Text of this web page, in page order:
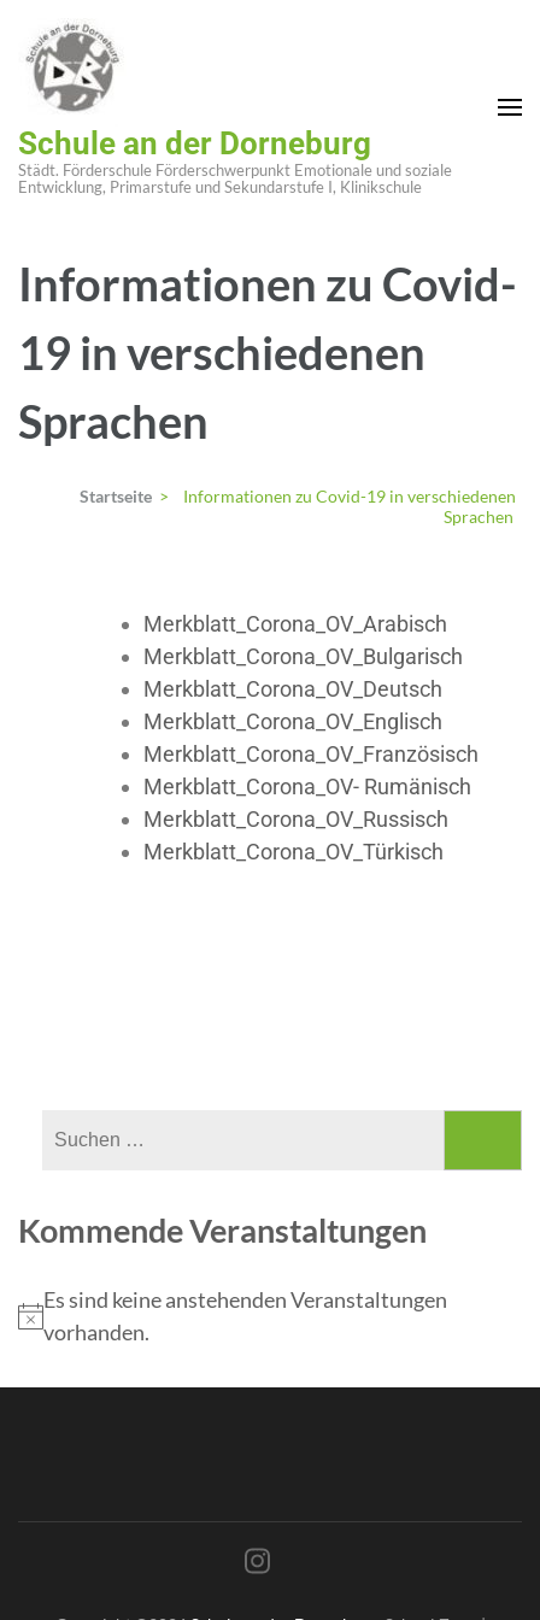
Schule an der Dorneburg
Städt. Förderschule Förderschwerpunkt Emotionale und soziale
Entwicklung, Primarstufe und Sekundarstufe I, Klinikschule
Informationen zu Covid-
19 in verschiedenen
Sprachen
Startseite >
Informationen zu Covid-19 in verschiedenen
Sprachen
Merkblatt_Corona_OV_Arabisch
Merkblatt_Corona_OV_Bulgarisch
Merkblatt_Corona_OV_Deutsch
Merkblatt_Corona_OV_Englisch
Merkblatt_Corona_OV_Französisch
Merkblatt_Corona_OV- Rumänisch
Merkblatt_Corona_OV_Russisch
Merkblatt_Corona_OV_Türkisch
Kommende Veranstaltungen
Es sind keine anstehenden Veranstaltungen
vorhanden.